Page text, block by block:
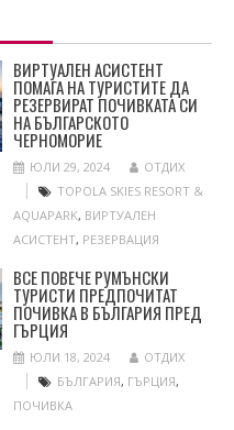
ВИРТУАЛЕН АСИСТЕНТ
ПОМАГА НА ТУРИСТИТЕ ДА
РЕЗЕРВИРАТ ПОЧИВКАТА СИ
НА БЪЛГАРСКОТО
ЧЕРНОМОРИЕ
ЮЛИ 29, 2024
ОТДИХ
TOPOLA SKIES RESORT &
AQUAPARK, ВИРТУАЛЕН
АСИСТЕНТ, РЕЗЕРВАЦИЯ
ВСЕ ПОВЕЧЕ РУМЪНСКИ
ТУРИСТИ ПРЕДПОЧИТАТ
ПОЧИВКА В БЪЛГАРИЯ ПРЕД
ГЪРЦИЯ
ЮЛИ 18, 2024
ОТДИХ
БЪЛГАРИЯ, ГЪРЦИЯ,
ПОЧИВКА